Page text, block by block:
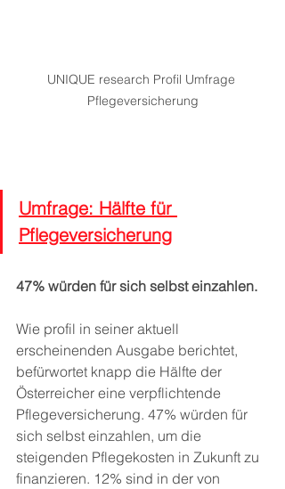
UNIQUE research Profil Umfrage
Pflegeversicherung
Umfrage: Hälfte für
Pflegeversicherung
47% würden für sich selbst einzahlen.
Wie profil in seiner aktuell
erscheinenden Ausgabe berichtet,
befürwortet knapp die Hälfte der
Österreicher eine verpflichtende
Pflegeversicherung. 47% würden für
sich selbst einzahlen, um die
steigenden Pflegekosten in Zukunft zu
finanzieren. 12% sind in der von